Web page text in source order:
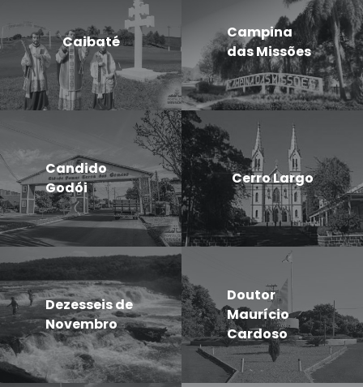
Caibaté
Campina
das Missões
Candido
Godói
Cerro Largo
Dezesseis de
Novembro
Doutor
Maurício
Cardoso